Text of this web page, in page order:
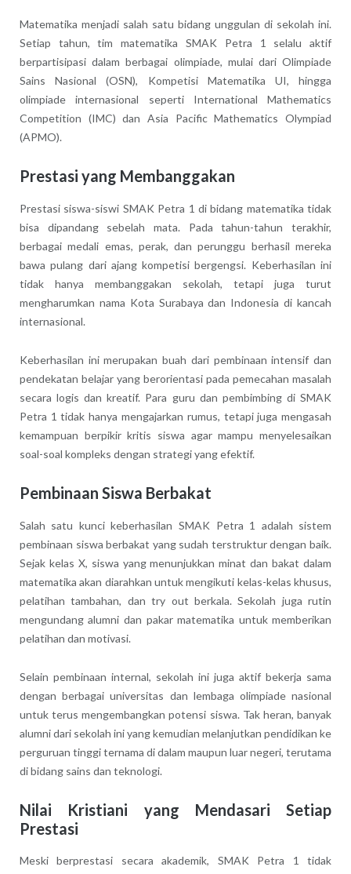
Matematika menjadi salah satu bidang unggulan di sekolah ini.
Setiap tahun, tim matematika SMAK Petra 1 selalu aktif
berpartisipasi dalam berbagai olimpiade, mulai dari Olimpiade
Sains Nasional (OSN), Kompetisi Matematika UI, hingga
olimpiade internasional seperti International Mathematics
Competition (IMC) dan Asia Pacific Mathematics Olympiad
(APMO).
Prestasi yang Membanggakan
Prestasi siswa-siswi SMAK Petra 1 di bidang matematika tidak
bisa dipandang sebelah mata. Pada tahun-tahun terakhir,
berbagai medali emas, perak, dan perunggu berhasil mereka
bawa pulang dari ajang kompetisi bergengsi. Keberhasilan ini
tidak hanya membanggakan sekolah, tetapi juga turut
mengharumkan nama Kota Surabaya dan Indonesia di kancah
internasional.
Keberhasilan ini merupakan buah dari pembinaan intensif dan
pendekatan belajar yang berorientasi pada pemecahan masalah
secara logis dan kreatif. Para guru dan pembimbing di SMAK
Petra 1 tidak hanya mengajarkan rumus, tetapi juga mengasah
kemampuan berpikir kritis siswa agar mampu menyelesaikan
soal-soal kompleks dengan strategi yang efektif.
Pembinaan Siswa Berbakat
Salah satu kunci keberhasilan SMAK Petra 1 adalah sistem
pembinaan siswa berbakat yang sudah terstruktur dengan baik.
Sejak kelas X, siswa yang menunjukkan minat dan bakat dalam
matematika akan diarahkan untuk mengikuti kelas-kelas khusus,
pelatihan tambahan, dan try out berkala. Sekolah juga rutin
mengundang alumni dan pakar matematika untuk memberikan
pelatihan dan motivasi.
Selain pembinaan internal, sekolah ini juga aktif bekerja sama
dengan berbagai universitas dan lembaga olimpiade nasional
untuk terus mengembangkan potensi siswa. Tak heran, banyak
alumni dari sekolah ini yang kemudian melanjutkan pendidikan ke
perguruan tinggi ternama di dalam maupun luar negeri, terutama
di bidang sains dan teknologi.
Nilai Kristiani yang Mendasari Setiap
Prestasi
Meski berprestasi secara akademik, SMAK Petra 1 tidak